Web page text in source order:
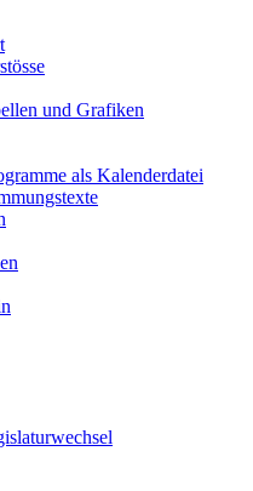
und Grafiken
als Kalenderdatei